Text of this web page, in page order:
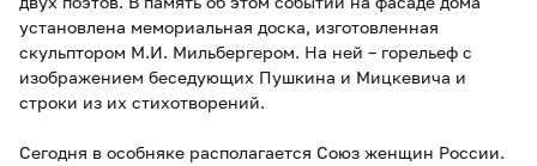
установлена мемориальная доска, изготовленная
скульптором М.И. Мильбергером. На ней – горельеф с
изображением беседующих Пушкина и Мицкевича и
строки из их стихотворений.
Сегодня в особняке располагается Союз женщин России.